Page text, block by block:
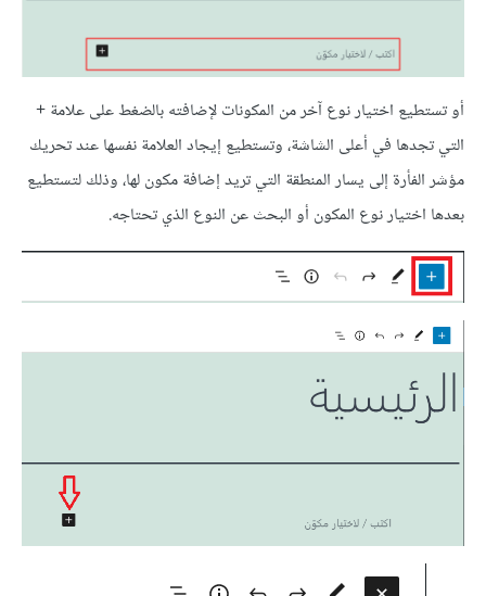
أو تستطيع اختيار نوع آخر من المكونات لإضافته بالضغط على علامة +
التي تجدها في أعلى الشاشة، وتستطيع إيجاد العلامة نفسها عند تحريك
مؤشر الفأرة إلى يسار المنطقة التي تريد إضافة مكون لها، وذلك لتستطيع
بعدها اختيار نوع المكون أو البحث عن النوع الذي تحتاجه.